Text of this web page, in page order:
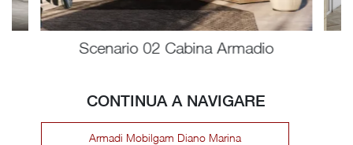
Scenario 02 Cabina Armadio
CONTINUA A NAVIGARE
Armadi Mobilgam Diano Marina